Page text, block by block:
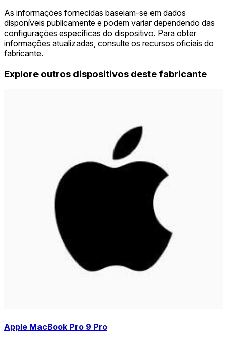
As informações fornecidas baseiam-se em dados
disponíveis publicamente e podem variar dependendo das
configurações específicas do dispositivo. Para obter
informações atualizadas, consulte os recursos oficiais do
fabricante.
Explore outros dispositivos deste fabricante
Apple MacBook Pro 9 Pro